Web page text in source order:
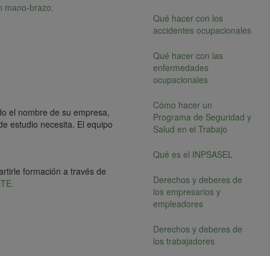
mano-brazo.
el nombre de su empresa,
estudio necesita. El equipo
formación a través de
Qué hacer con los
accidentes ocupacionales
Qué hacer con las
enfermedades
ocupacionales
Cómo hacer un
Programa de Seguridad y
Salud en el Trabajo
Qué es el INPSASEL
Derechos y deberes de
los empresarios y
empleadores
Derechos y deberes de
los trabajadores